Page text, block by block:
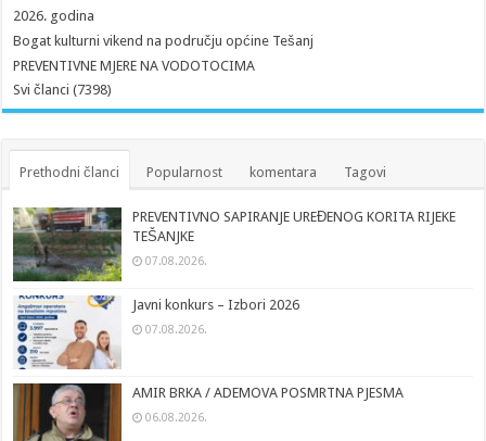
2026. godina
Bogat kulturni vikend na području općine Tešanj
PREVENTIVNE MJERE NA VODOTOCIMA
Svi članci (7398)
Prethodni članci Popularnost komentara Tagovi
PREVENTIVNO SAPIRANJE UREĐENOG KORITA RIJEKE
TEŠANJKE
07.08.2026.
Javni konkurs – Izbori 2026
07.08.2026.
AMIR BRKA / ADEMOVA POSMRTNA PJESMA
06.08.2026.